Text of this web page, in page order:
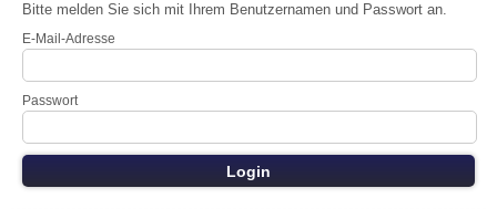
Bitte melden Sie sich mit Ihrem Benutzernamen und Passwort an.
E-Mail-Adresse
Passwort
Login